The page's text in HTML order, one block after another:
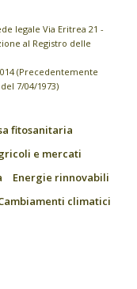
legale Via Eritrea 21 -
al Registro delle
(Precedentemente
7/04/1973)
fitosanitaria
e mercati
Energie rinnovabili
climatici